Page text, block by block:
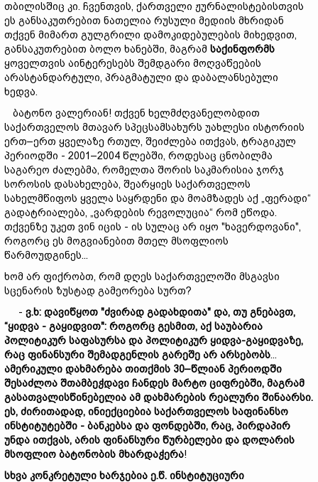
თბილისშიც კი. ჩვენთვის, ქართველი ჟურნალისტებისთვის
ეს განსაკუთრებით ნათელია რუსული მედიის მხრიდან
თქვენ მიმართ გულგრილი დამოკიდებულების მიხედვით,
განსაკუთრებით ბოლო ხანებში, მაგრამ საქინფორმს
ყოველთვის აინტერესებს შემდგარი მოღვაწეების
არასტანდარტული, პრაგმატული და დაბალანსებული
ხედვა.
ბატონო ვალერიან! თქვენ ხელმძღვანელობდით
საქართველოს მთავარ სპეცსამსახურს უახლესი ისტორიის
ერთ–ერთ ყველაზე რთულ, შეიძლება ითქვას, ტრაგიკულ
პერიოდში - 2001–2004 წლებში, როდესაც ცნობილმა
საგარეო ძალებმა, რომელთა შორის საკმარისია ჯორჯ
სოროსის დასახელება, შეარყიეს საქართველოს
სახელმწიფოს ყველა საყრდენი და მოამზადეს აქ „ფერადი“
გადატრიალება, „ვარდების რევოლუცია“ რომ ეწოდა.
თქვენზე უკეთ ვინ იცის - ის სულაც არ იყო "ხავერდოვანი",
როგორც ეს მოგვიანებით მთელ მსოფლიოს
წარმოუდგინეს...
ხომ არ ფიქრობთ, რომ დღეს საქართველოში მსგავსი
სცენარის ზუსტად გამეორება სურთ?
- ვ.ხ: დავიწყოთ "ძვირად გადახდითა" და, თუ გნებავთ,
“ყიდვა - გაყიდვით": როგორც გესმით, აქ საუბარია
პოლიტიკურ საფასურსა და პოლიტიკურ ყიდვა-გაყიდვაზე,
რაც ფინანსური შემადგენლის გარეშე არ არსებობს...
ამერიკული დახმარება თითქმის 30–წლიან პერიოდში
შესაძლოა შთამბეჭდავი ჩანდეს მარტო ციფრებში, მაგრამ
გასათვალისწინებელია ამ დახმარების რეალური შინაარსი.
ეს, ძირითადად, ინიექციებია საქართველოს საფინანსო
ინსტიტუტებში - ბანკებსა და ფონდებში, რაც, პირდაპირ
უნდა ითქვას, არის ფინანსური წურბელები და დოლარის
მსოფლიო ბატონობის მხარდაჭერა!
სხვა კონკრეტული ხარჯებია ე.წ. ინსტიტუციური